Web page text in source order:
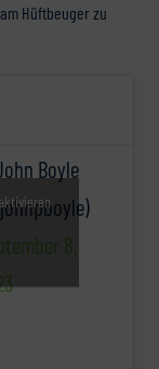
Hüftbeuger zu
Boyle
8,